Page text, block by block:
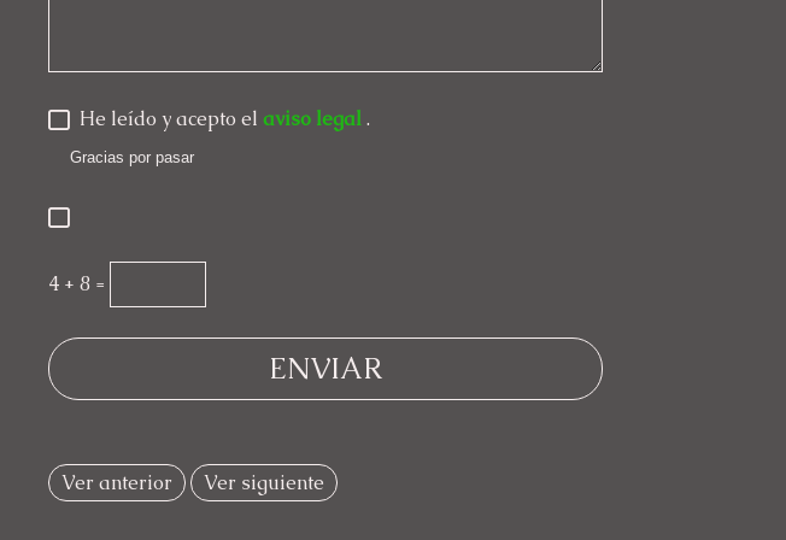
He leído y acepto el aviso legal.
Gracias por pasar
4 + 8 =
Ver anterior Ver siguiente